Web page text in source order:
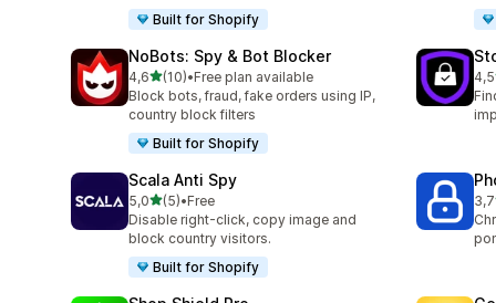
Built for Shopify
NoBots: Spy & Bot Blocker
4,6z 5 hvězd
(10)
Celkový počet recenzí: 10
•Free plan available
Block bots, fraud, fake orders using IP,
country block filters
Built for Shopify
4,5
Scala Anti Spy
5,0z 5 hvězd
(5)
Celkový počet recenzí: 5
•Free
Disable right-click, copy image and
block country visitors.
Built for Shopify
3,7